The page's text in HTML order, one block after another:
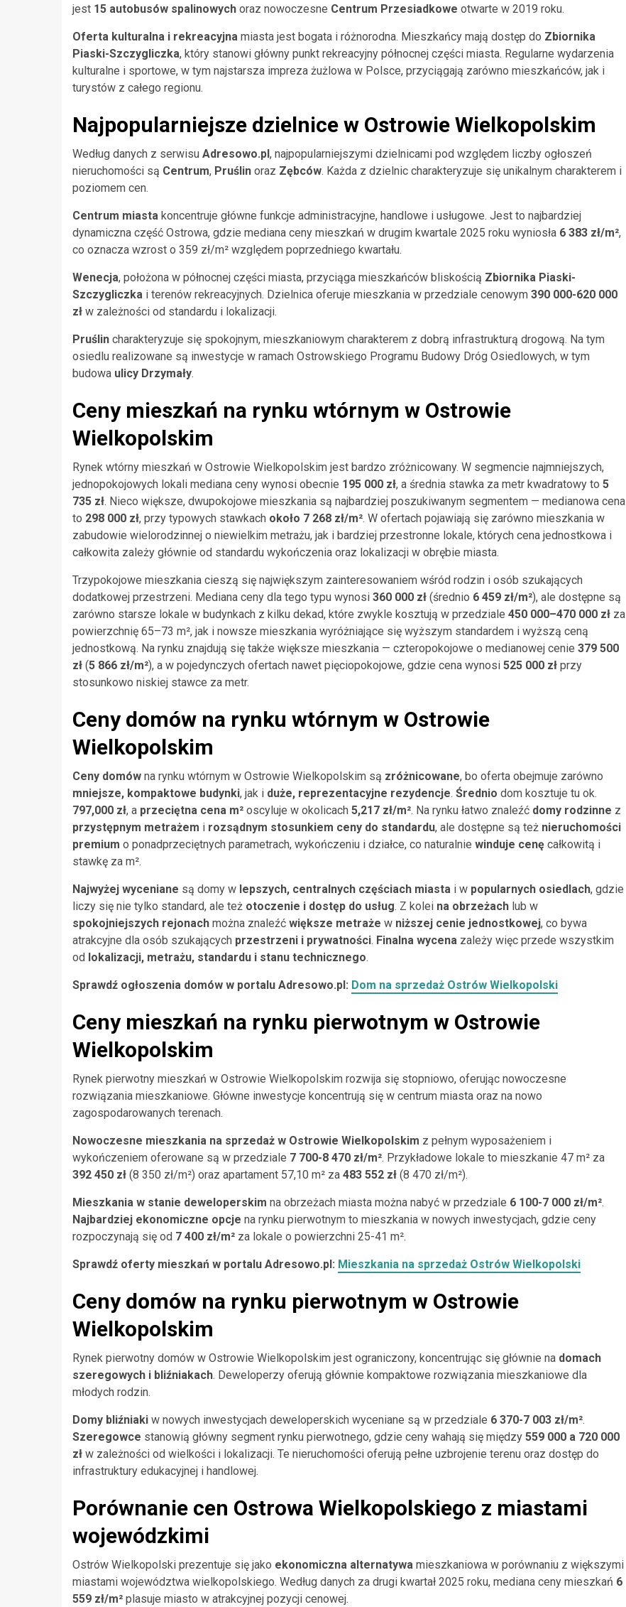
jest 15 autobusów spalinowych oraz nowoczesne Centrum Przesiadkowe otwarte w 2019 roku.
Oferta kulturalna i rekreacyjna miasta jest bogata i różnorodna. Mieszkańcy mają dostęp do Zbiornika
Piaski-Szczygliczka, który stanowi główny punkt rekreacyjny północnej części miasta. Regularne wydarzenia
kulturalne i sportowe, w tym najstarsza impreza żużlowa w Polsce, przyciągają zarówno mieszkańców, jak i
turystów z całego regionu.
Najpopularniejsze dzielnice w Ostrowie Wielkopolskim
Według danych z serwisu Adresowo.pl , najpopularniejszymi dzielnicami pod względem liczby ogłoszeń
nieruchomości są Centrum, Pruślin oraz Zębców. Każda z dzielnic charakteryzuje się unikalnym charakterem i
poziomem cen.
Centrum miasta koncentruje główne funkcje administracyjne, handlowe i usługowe. Jest to najbardziej
dynamiczna część Ostrowa, gdzie mediana ceny mieszkań w drugim kwartale 2025 roku wyniosła 6 383 zł/m²,
co oznacza wzrost o 359 zł/m² względem poprzedniego kwartału.
Wenecja, położona w północnej części miasta, przyciąga mieszkańców bliskością Zbiornika Piaski-
Szczygliczka i terenów rekreacyjnych. Dzielnica oferuje mieszkania w przedziale cenowym 390 000-620 000
zł w zależności od standardu i lokalizacji.
Pruślin charakteryzuje się spokojnym, mieszkaniowym charakterem z dobrą infrastrukturą drogową. Na tym
osiedlu realizowane są inwestycje w ramach Ostrowskiego Programu Budowy Dróg Osiedlowych, w tym
budowa ulicy Drzymały.
Ceny mieszkań na rynku wtórnym w Ostrowie
Wielkopolskim
Rynek wtórny mieszkań w Ostrowie Wielkopolskim jest bardzo zróżnicowany. W segmencie najmniejszych,
jednopokojowych lokali mediana ceny wynosi obecnie 195 000 zł, a średnia stawka za metr kwadratowy to 5
735 zł. Nieco większe, dwupokojowe mieszkania są najbardziej poszukiwanym segmentem — medianowa cena
to 298 000 zł, przy typowych stawkach około 7 268 zł/m². W ofertach pojawiają się zarówno mieszkania w
zabudowie wielorodzinnej o niewielkim metrażu, jak i bardziej przestronne lokale, których cena jednostkowa i
całkowita zależy głównie od standardu wykończenia oraz lokalizacji w obrębie miasta.
Trzypokojowe mieszkania cieszą się największym zainteresowaniem wśród rodzin i osób szukających
dodatkowej przestrzeni. Mediana ceny dla tego typu wynosi 360 000 zł (średnio 6 459 zł/m²), ale dostępne są
zarówno starsze lokale w budynkach z kilku dekad, które zwykle kosztują w przedziale 450 000–470 000 zł za
powierzchnię 65–73 m², jak i nowsze mieszkania wyróżniające się wyższym standardem i wyższą ceną
jednostkową. Na rynku znajdują się także większe mieszkania — czteropokojowe o medianowej cenie 379 500
zł (5 866 zł/m²), a w pojedynczych ofertach nawet pięciopokojowe, gdzie cena wynosi 525 000 zł przy
stosunkowo niskiej stawce za metr.
Ceny domów na rynku wtórnym w Ostrowie
Wielkopolskim
Ceny domów na rynku wtórnym w Ostrowie Wielkopolskim są zróżnicowane, bo oferta obejmuje zarówno
mniejsze, kompaktowe budynki, jak i duże, reprezentacyjne rezydencje. Średnio dom kosztuje tu ok.
797,000 zł, a przeciętna cena m² oscyluje w okolicach 5,217 zł/m². Na rynku łatwo znaleźć domy rodzinne z
przystępnym metrażem i rozsądnym stosunkiem ceny do standardu, ale dostępne są też nieruchomości
premium o ponadprzeciętnych parametrach, wykończeniu i działce, co naturalnie winduje cenę całkowitą i
stawkę za m².
Najwyżej wyceniane są domy w lepszych, centralnych częściach miasta i w popularnych osiedlach, gdzie
liczy się nie tylko standard, ale też otoczenie i dostęp do usług. Z kolei na obrzeżach lub w
spokojniejszych rejonach można znaleźć większe metraże w niższej cenie jednostkowej, co bywa
atrakcyjne dla osób szukających przestrzeni i prywatności. Finalna wycena zależy więc przede wszystkim
od lokalizacji, metrażu, standardu i stanu technicznego.
Sprawdź ogłoszenia domów w portalu Adresowo.pl: Dom na sprzedaż Ostrów Wielkopolski
Ceny mieszkań na rynku pierwotnym w Ostrowie
Wielkopolskim
Rynek pierwotny mieszkań w Ostrowie Wielkopolskim rozwija się stopniowo, oferując nowoczesne
rozwiązania mieszkaniowe. Główne inwestycje koncentrują się w centrum miasta oraz na nowo
zagospodarowanych terenach.
Nowoczesne mieszkania na sprzedaż w Ostrowie Wielkopolskim z pełnym wyposażeniem i
wykończeniem oferowane są w przedziale 7 700-8 470 zł/m². Przykładowe lokale to mieszkanie 47 m² za
392 450 zł (8 350 zł/m²) oraz apartament 57,10 m² za 483 552 zł (8 470 zł/m²).
Mieszkania w stanie deweloperskim na obrzeżach miasta można nabyć w przedziale 6 100-7 000 zł/m².
Najbardziej ekonomiczne opcje na rynku pierwotnym to mieszkania w nowych inwestycjach, gdzie ceny
rozpoczynają się od 7 400 zł/m² za lokale o powierzchni 25-41 m².
Sprawdź oferty mieszkań w portalu Adresowo.pl: Mieszkania na sprzedaż Ostrów Wielkopolski
Ceny domów na rynku pierwotnym w Ostrowie
Wielkopolskim
Rynek pierwotny domów w Ostrowie Wielkopolskim jest ograniczony, koncentrując się głównie na domach
szeregowych i bliźniakach. Deweloperzy oferują głównie kompaktowe rozwiązania mieszkaniowe dla
młodych rodzin.
Domy bliźniaki w nowych inwestycjach deweloperskich wyceniane są w przedziale 6 370-7 003 zł/m².
Szeregowce stanowią główny segment rynku pierwotnego, gdzie ceny wahają się między 559 000 a 720 000
zł w zależności od wielkości i lokalizacji. Te nieruchomości oferują pełne uzbrojenie terenu oraz dostęp do
infrastruktury edukacyjnej i handlowej.
Porównanie cen Ostrowa Wielkopolskiego z miastami
wojewódzkimi
Ostrów Wielkopolski prezentuje się jako ekonomiczna alternatywa mieszkaniowa w porównaniu z większymi
miastami województwa wielkopolskiego. Według danych za drugi kwartał 2025 roku, mediana ceny mieszkań 6
559 zł/m² plasuje miasto w atrakcyjnej pozycji cenowej.